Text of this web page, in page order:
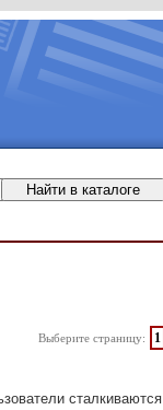
Выберите страницу: 1
сталкиваются